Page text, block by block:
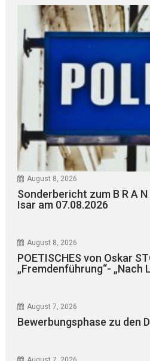
August 8, 2026
Sonderbericht zum B R A
Isar am 07.08.2026
August 8, 2026
POETISCHES von Oskar
„Fremdenführung“- „Nach
August 7, 2026
Bewerbungsphase zu den